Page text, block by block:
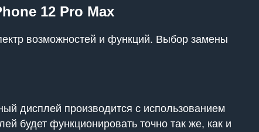
12 Pro Max
возможностей и функций. Выбор замены
дисплей производится с использованием
будет функционировать точно так же, как и